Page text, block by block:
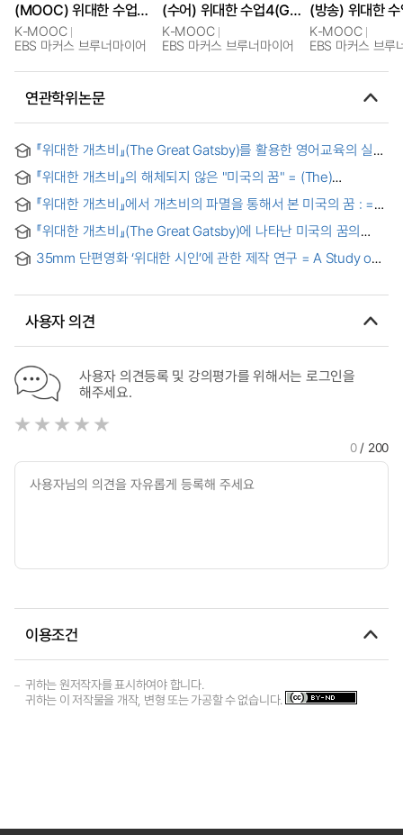
(MOOC) 위대한 수업4(GREAT MINDS) - 회복탄력성의 힘
K-MOOC
EBS 마커스 브루너마이어
(수어) 위대한 수업4(GREAT MINDS) - 회복탄력성의 힘
K-MOOC
EBS 마커스 브루너마이어
K-MOOC
EBS 마커스 브루
연관학위논문
『위대한 개츠비』(The Great Gatsby)를 활용한 영어교육의 실제
= English Teaching by Using The Great Gatsby
『위대한 개츠비』의 해체되지 않은 "미국의 꿈" = (The)
continuance of American dream in The Great Gatsby
『위대한 개츠비』에서 개츠비의 파멸을 통해서 본 미국의 꿈 : =
American Dream through Gatsby's defeat in The Great
Gatsby
『위대한 개츠비』(The Great Gatsby)에 나타난 미국의 꿈의
비전과 한계 = The Vision and Limit of American Dream in
The Great Gatsby
35mm 단편영화 ‘위대한 시인’에 관한 제작 연구 = A Study on
사용자 의견
사용자 의견등록 및 강의평가를 위해서는 로그인을
해주세요.
0/ 200
이용조건
귀하는 원저작자를 표시하여야 합니다.
귀하는 이 저작물을 개작, 변형 또는 가공할 수 없습니다.